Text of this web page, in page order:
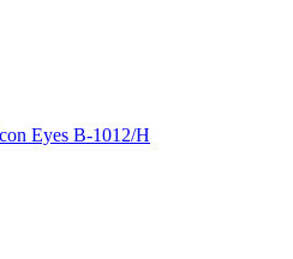
Eyes В-1012/H